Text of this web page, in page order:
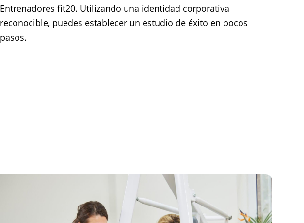
Entrenadores fit20. Utilizando una identidad corporativa
reconocible, puedes establecer un estudio de éxito en pocos
pasos.